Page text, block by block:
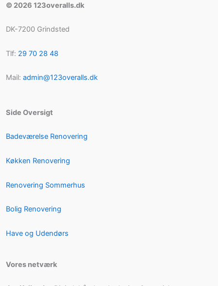
© 2026 123overalls.dk
DK-7200 Grindsted
Tlf: 29 70 28 48
Mail: admin@123overalls.dk
Side Oversigt
Badeværelse Renovering
Køkken Renovering
Renovering Sommerhus
Bolig Renovering
Have og Udendørs
Vores netværk